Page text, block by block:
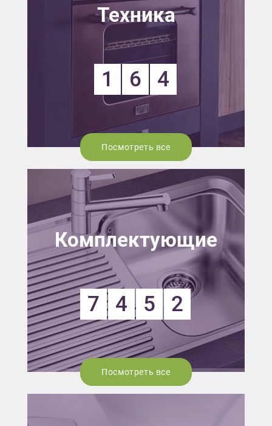
Техника
1 6 4
Посмотреть все
Комплектующие
7 4 5 2
Посмотреть все